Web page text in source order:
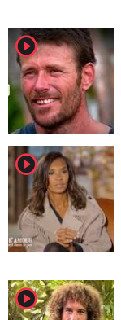
player2
player2
player2